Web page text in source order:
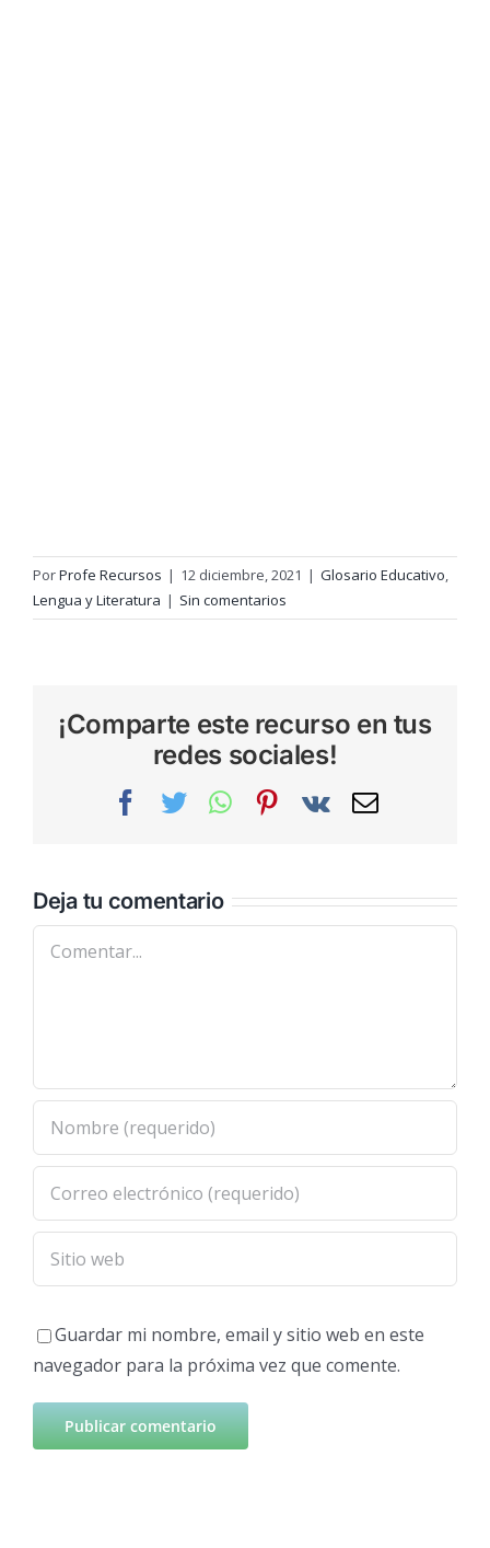
PorProfe Recursos | 12 diciembre, 2021 | Glosario Educativo,
Lengua y Literatura | Sin comentarios
¡Comparte este recurso en tus
redes sociales!
Facebook
TwitterWhatsAppPinterest
Vk
Correo
Deja tu comentario
Comentar
Guardar mi nombre, email y sitio web en este
navegador para la próxima vez que comente.